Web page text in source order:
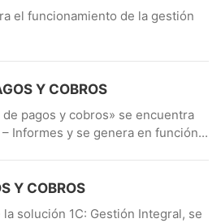
el funcionamiento de la gestión
Y COBROS
pagos y cobros» se encuentra
Informes y se genera en función...
Y COBROS
solución 1C: Gestión Integral, se